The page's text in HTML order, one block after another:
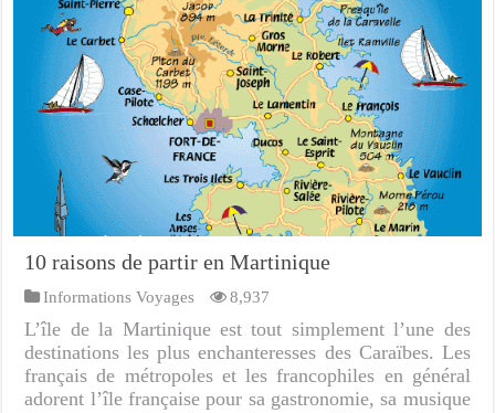
10 raisons de partir en Martinique
Informations Voyages 8,937
L’île de la Martinique est tout simplement l’une des
destinations les plus enchanteresses des Caraïbes. Les
français de métropoles et les francophiles en général
adorent l’île française pour sa gastronomie, sa musique